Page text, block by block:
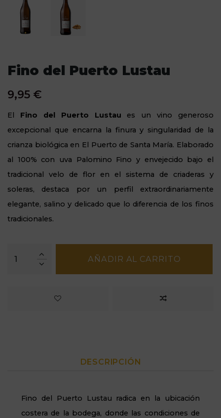
Fino del Puerto Lustau
9,95 €
El Fino del Puerto Lustau es un vino generoso
excepcional que encarna la finura y singularidad de la
crianza biológica en El Puerto de Santa María. Elaborado
al 100% con uva Palomino Fino y envejecido bajo el
tradicional velo de flor en el sistema de criaderas y
soleras, destaca por un perfil extraordinariamente
elegante, salino y delicado que lo diferencia de los finos
tradicionales.
AÑADIR AL CARRITO
DESCRIPCIÓN
Fino del Puerto Lustau radica en la ubicación
costera de la bodega, donde las condiciones de